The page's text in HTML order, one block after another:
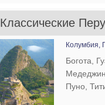
Классические
Колумбия,
Богота,
Пуно,